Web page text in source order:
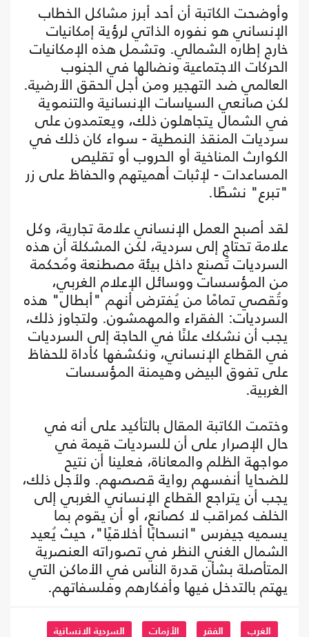
وأوضحت الكاتبة أن أحد أبرز مشاكل الخطاب
الإنساني هو نفوره الذاتي لرؤية إمكانيات
خارج إطاره الشمالي. وتشمل هذه الإمكانيات
الحركات الاجتماعية ونضالها في الجنوب
العالمي ضد التهجير ومن أجل الحقق الأرضية.
لكن صانعي السياسات الإنسانية والتنموية
في الشمال يتجاهلون ذلك، ويعتمدون على
سرديات المنقذ النمطية - سواء كان ذلك في
الكوارث المناخية أو الحروب أو تقليص
المساعدات - لإثبات أهميتهم والحفاظ على زر
"تبرع" نشطًا.
لقد أصبح العمل الإنساني علامة تجارية، وكل
علامة تحتاج إلى سردية، لكن المشكلة أن هذه
السرديات تُصنع داخل بيئة مصطنعة ومُحكمة
من المؤسسات ووسائل الإعلام الغربي،
وتُقصي تمامًا من يُفترض أنهم "أبطال" هذه
السرديات: الفقراء والمهمشون. ولتجاوز ذلك،
يجب أن نشكك علنًا في الحاجة إلى السرديات
في القطاع الإنساني، ونكشفها كأداة للحفاظ
على تفوق البيض وهيمنة المؤسسات
الغربية.
وختمت الكاتبة المقال بالتأكيد على أنه في
حال الإصرار على أن للسرديات قيمة في
مواجهة الظلم والمعاناة، فعلينا أن نتيح
للضحايا أنفسهم رواية قصصهم. ولأجل ذلك،
يجب أن يتراجع القطاع الإنساني الغربي إلى
الخلف كمراقب لا كصانع، أو أن يقوم بما
يسميه جيفرس "انسحابًا أخلاقيًا"، حيث يُعيد
الشمال الغني النظر في تصوراته العنصرية
المتأصلة بشأن قدرة الناس في الأماكن التي
يهتم بالتدخل فيها وأفكارهم وفلسفاتهم.
الغرب الفقر الأزمات السردية الانسانية